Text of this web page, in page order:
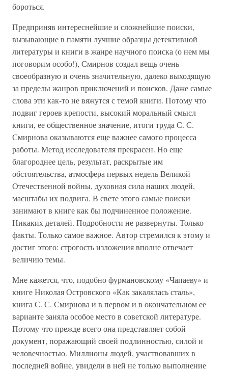
бороться.
Предприняв интереснейшие и сложнейшие поиски,
вызывающие в памяти лучшие образцы детективной
литературы и книги в жанре научного поиска (о нем мы
поговорим особо!), Смирнов создал вещь очень
своеобразную и очень значительную, далеко выходящую
за пределы жанров приключений и поисков. Даже самые
слова эти как-то не вяжутся с темой книги. Потому что
подвиг героев крепости, высокий моральный смысл
книги, ее общественное значение, итоги труда С. С.
Смирнова оказываются еще важнее самого процесса
работы. Метод исследователя прекрасен. Но еще
благороднее цель, результат, раскрытые им
обстоятельства, атмосфера первых недель Великой
Отечественной войны, духовная сила наших людей,
масштабы их подвига. В свете этого самые поиски
занимают в книге как бы подчиненное положение.
Никаких деталей. Подробности не развернуты. Только
факты. Только самое важное. Автор стремился к этому и
достиг этого: строгость изложения вполне отвечает
величию темы.
Мне кажется, что, подобно фурмановскому «Чапаеву» и
книге Николая Островского «Как закалялась сталь»,
книга С. С. Смирнова и в первом и в окончательном ее
варианте заняла особое место в советской литературе.
Потому что прежде всего она представляет собой
документ, поражающий своей подлинностью, силой и
человечностью. Миллионы людей, участвовавших в
последней войне, увидели в ней не только выполнение